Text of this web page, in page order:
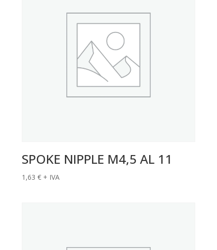
SPOKE NIPPLE M4,5 AL 11
1,63 € + IVA